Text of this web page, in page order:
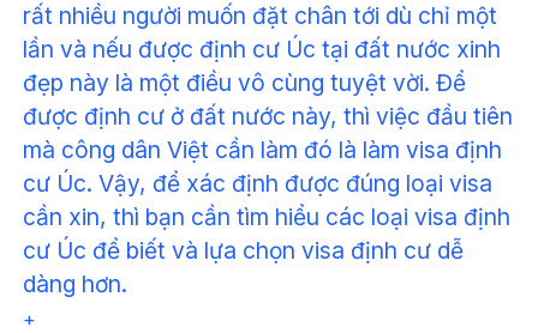
rất nhiều người muốn đặt chân tới dù chỉ một
lần và nếu được định cư Úc tại đất nước xinh
đẹp này là một điều vô cùng tuyệt vời. Để
được định cư ở đất nước này, thì việc đầu tiên
mà công dân Việt cần làm đó là làm visa định
cư Úc. Vậy, để xác định được đúng loại visa
cần xin, thì bạn cần tìm hiểu các loại visa định
cư Úc để biết và lựa chọn visa định cư dễ
dàng hơn.
+